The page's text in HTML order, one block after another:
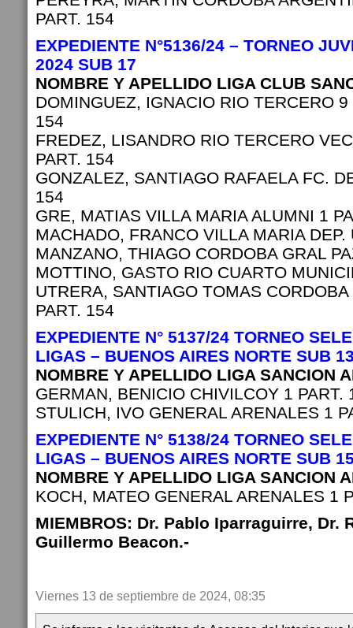
PART. 154
EXPEDIENTE N°5136/24 – TORNEO
2024 SUB 17
NOMBRE Y APELLIDO LIGA CLUB
DOMINGUEZ, IGNACIO RIO TERCERO
154
FREDEZ, LISANDRO RIO TERCERO
PART. 154
GONZALEZ, SANTIAGO RAFAELA FC.
154
GRE, MATIAS VILLA MARIA ALUMNI 1
MACHADO, FRANCO VILLA MARIA DEP.
MANZANO, THIAGO CORDOBA GRAL
MOTTINO, GASTO RIO CUARTO
UTRERA, SANTIAGO TOMAS
PART. 154
EXPEDIENTE N° 5137/24 TORNEO
LIGAS – BUENOS AIRES NORTE SUB
NOMBRE Y APELLIDO LIGA SANCION
GERMAN, BENICIO CHIVILCOY 1 PART.
STULICH, IVO GENERAL ARENALES 1
EXPEDIENTE N° 5138/24 TORNEO
LIGAS – BUENOS AIRES NORTE SUB
NOMBRE Y APELLIDO LIGA SANCION
KOCH, MATEO GENERAL ARENALES 1
MIEMBROS: Dr. Pablo Iparraguirre, Dr.
Guillermo Beacon.-
Viernes 13 de septiembre de 2024, 08:35